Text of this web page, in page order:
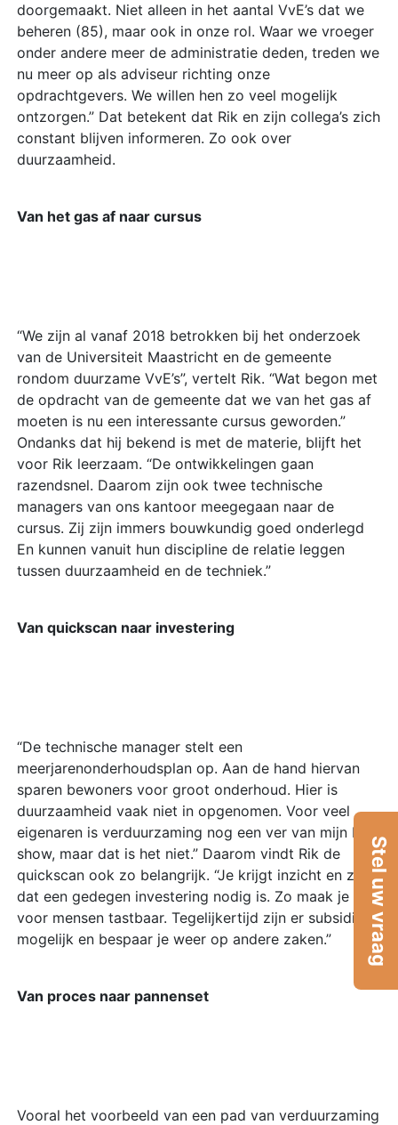
Stel uw vraag
doorgemaakt. Niet alleen in het aantal VvE’s dat we
beheren (85), maar ook in onze rol. Waar we vroeger
onder andere meer de administratie deden, treden we
nu meer op als adviseur richting onze
opdrachtgevers. We willen hen zo veel mogelijk
ontzorgen.” Dat betekent dat Rik en zijn collega’s zich
constant blijven informeren. Zo ook over
duurzaamheid.
Van het gas af naar cursus
“We zijn al vanaf 2018 betrokken bij het onderzoek
van de Universiteit Maastricht en de gemeente
rondom duurzame VvE’s”, vertelt Rik. “Wat begon met
de opdracht van de gemeente dat we van het gas af
moeten is nu een interessante cursus geworden.”
Ondanks dat hij bekend is met de materie, blijft het
voor Rik leerzaam. “De ontwikkelingen gaan
razendsnel. Daarom zijn ook twee technische
managers van ons kantoor meegegaan naar de
cursus. Zij zijn immers bouwkundig goed onderlegd
En kunnen vanuit hun discipline de relatie leggen
tussen duurzaamheid en de techniek.”
Van quickscan naar investering
“De technische manager stelt een
meerjarenonderhoudsplan op. Aan de hand hiervan
sparen bewoners voor groot onderhoud. Hier is
duurzaamheid vaak niet in opgenomen. Voor veel
eigenaren is verduurzaming nog een ver van mijn bed
show, maar dat is het niet.” Daarom vindt Rik de
quickscan ook zo belangrijk. “Je krijgt inzicht en ziet
dat een gedegen investering nodig is. Zo maak je het
voor mensen tastbaar. Tegelijkertijd zijn er subsidies
mogelijk en bespaar je weer op andere zaken.”
Van proces naar pannenset
Vooral het voorbeeld van een pad van verduurzaming